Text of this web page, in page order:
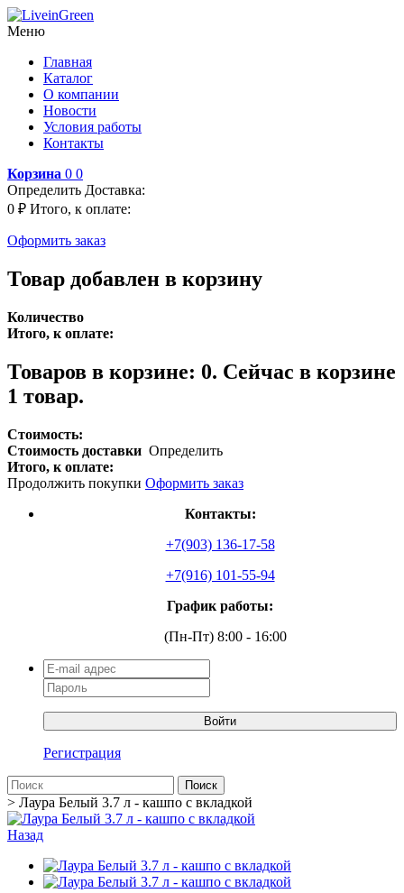
Меню
Главная
Каталог
О компании
Новости
Условия работы
Контакты
Корзина 0 0
Определить Доставка:
0 ₽ Итого, к оплате:
Оформить заказ
Товар добавлен в корзину
Количество
Итого, к оплате:
Товаров в корзине: 0. Сейчас в корзине
1 товар.
Стоимость:
Стоимость доставки Определить
Итого, к оплате:
Продолжить покупки Оформить заказ
Контакты:
+7(903) 136-17-58
+7(916) 101-55-94
График работы:
(Пн-Пт) 8:00 - 16:00
Войти
Регистрация
Поиск
> Лаура Белый 3.7 л - кашпо с вкладкой
Назад